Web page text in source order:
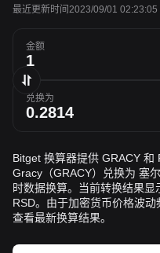
最近更新时间2023/09/01 02:23:05
金额
兑换为
Bitget 换算器提供 GRACY
Gracy（GRACY）兑换为 塞
时数据换算。当前转换结果
RSD。由于加密货币价格波
查看最新换算结果。